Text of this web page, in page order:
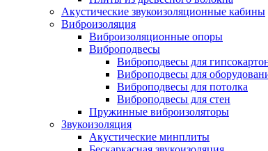
Акустические звукоизоляционные кабины
Виброизоляция
Виброизоляционные опоры
Виброподвесы
Виброподвесы для
Виброподвесы для
Виброподвесы для потолка
Виброподвесы для стен
Пружинные виброизоляторы
Звукоизоляция
Акустические минплиты